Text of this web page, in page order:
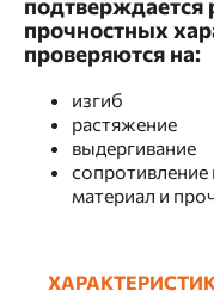
прочностных
проверяются на:
изгиб
растяжение
выдергивание
сопротивление
материал и